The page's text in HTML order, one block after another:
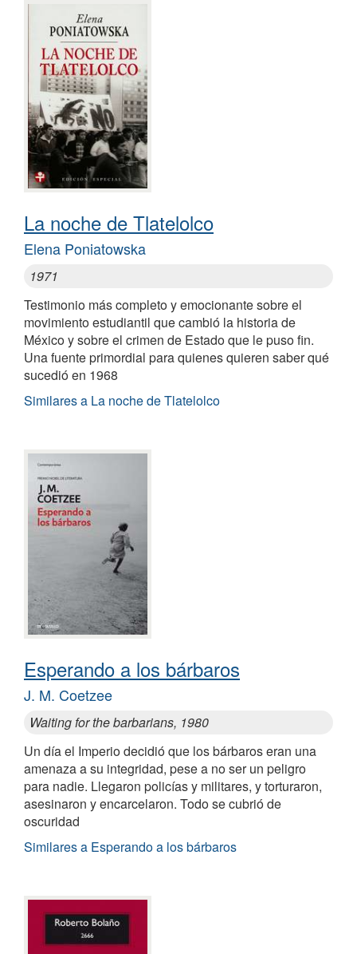
La noche de Tlatelolco
Elena Poniatowska
1971
Testimonio más completo y emocionante sobre el
movimiento estudiantil que cambió la historia de
México y sobre el crimen de Estado que le puso fin.
Una fuente primordial para quienes quieren saber qué
sucedió en 1968
Similares a La noche de Tlatelolco
Esperando a los bárbaros
J. M. Coetzee
Waiting for the barbarians, 1980
Un día el Imperio decidió que los bárbaros eran una
amenaza a su integridad, pese a no ser un peligro
para nadie. Llegaron policías y militares, y torturaron,
asesinaron y encarcelaron. Todo se cubrió de
oscuridad
Similares a Esperando a los bárbaros